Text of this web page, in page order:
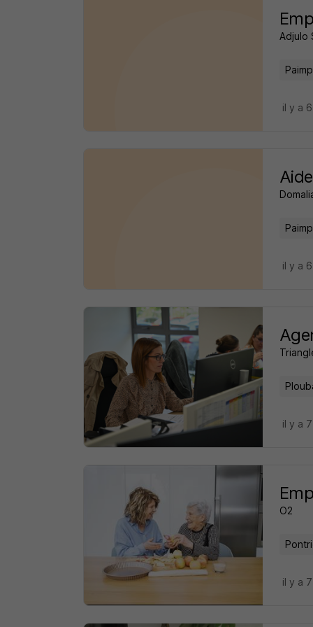
Adjulo
il y a
il y a
il y a
O2
il y a